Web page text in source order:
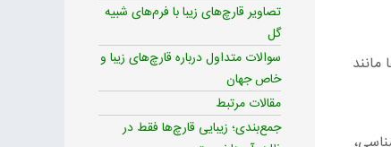
تصاویر قارچ‌های زیبا با فرم‌های شبیه
گل
سوالات متداول درباره قارچ‌های زیبا و
خاص جهان
مقالات مرتبط
جمع‌بندی؛ زیبایی قارچ‌ها فقط در